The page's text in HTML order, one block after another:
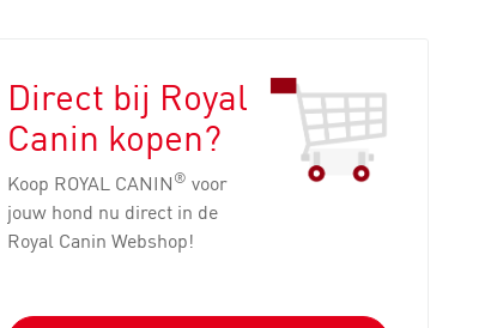
Direct bij Royal
Canin kopen?
Koop ROYAL CANIN® voor
jouw hond nu direct in de
Royal Canin Webshop!